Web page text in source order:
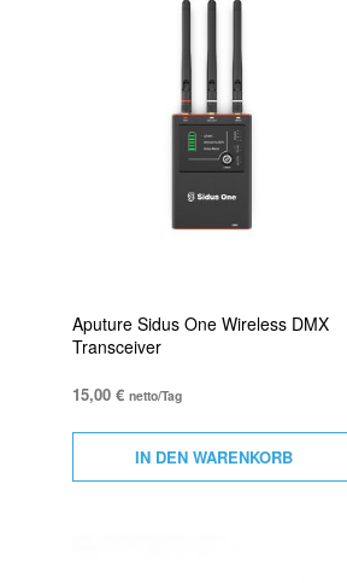
Aputure Sidus One Wireless DMX
Transceiver
15,00 € netto/Tag
IN DEN WARENKORB